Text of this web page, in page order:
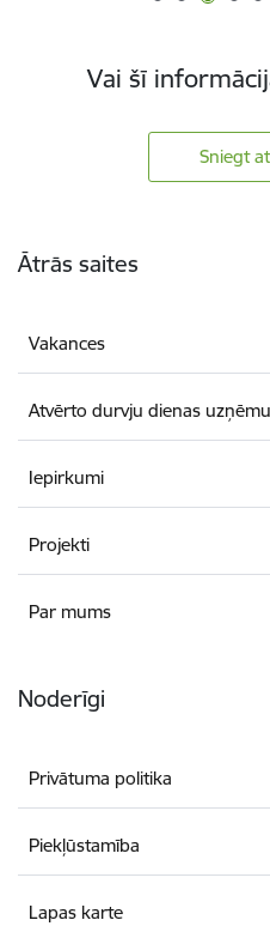
Vai šī
Sniegt
Ātrās saites
Vakances
Atvērto durvju dienas
Iepirkumi
Projekti
Par mums
Noderīgi
Privātuma politika
Piekļūstamība
Lapas karte